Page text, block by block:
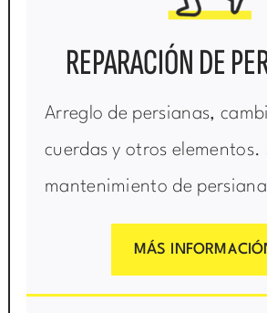
REPARACIÓN DE
Arreglo de persianas,
cuerdas y otros elementos.
mantenimiento de
MÁS